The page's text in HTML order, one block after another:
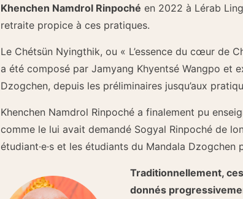
Khenchen Namdrol Rinpoché en 2022 à Lérab
retraite propice à ces pratiques.
Le Chétsün Nyingthik, ou « L’essence du cœur de
a été composé par Jamyang Khyentsé Wangpo et
Dzogchen, depuis les préliminaires jusqu’aux
Khenchen Namdrol Rinpoché a finalement pu
comme le lui avait demandé Sogyal Rinpoché de
étudiant·e·s et les étudiants du Mandala
Traditionnellement,
donnés